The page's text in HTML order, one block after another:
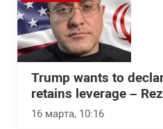
Trump wants to
retains leverage –
16 марта, 10:16